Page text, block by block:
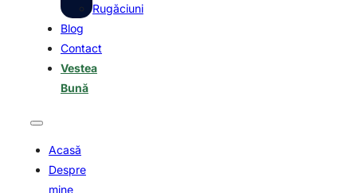
Rugăciuni
Blog
Contact
Vestea
Bună
Acasă
Despre
mine